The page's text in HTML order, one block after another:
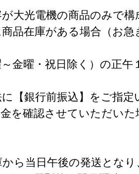
大光電機の商品のみで構
品在庫がある場合（お急
金曜・祝日除く）の正午
【銀行前振込】をご指定
を確認させていただいた
ら当日午後の発送となり